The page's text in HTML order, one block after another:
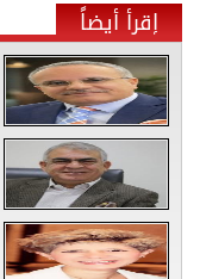
إقرأ أيضاً